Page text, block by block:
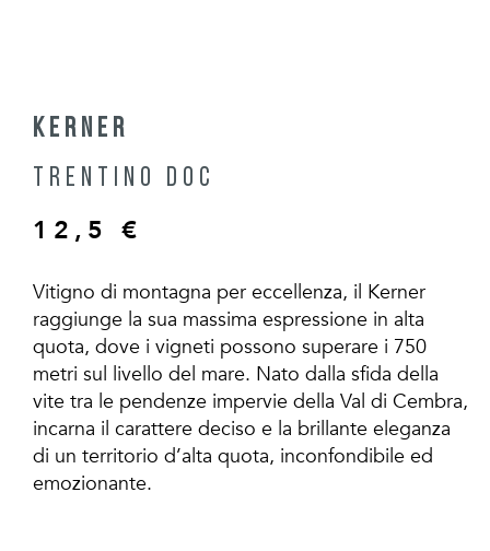
Kerner
Trentino DOC
12,5 €
Vitigno di montagna per eccellenza, il Kerner
raggiunge la sua massima espressione in alta
quota, dove i vigneti possono superare i 750
metri sul livello del mare. Nato dalla sfida della
vite tra le pendenze impervie della Val di Cembra,
incarna il carattere deciso e la brillante eleganza
di un territorio d’alta quota, inconfondibile ed
emozionante.